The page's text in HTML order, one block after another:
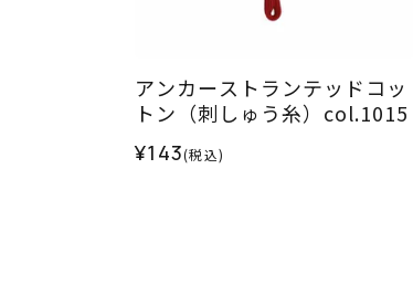
アンカーストランテッドコッ
トン（刺しゅう糸）col.1015
¥143(税込)